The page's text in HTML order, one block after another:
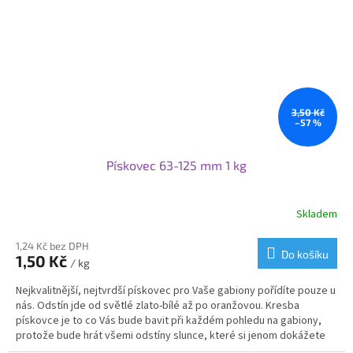
3,50 Kč
–57 %
Pískovec 63-125 mm 1 kg
produktu
je
z
5
hvězdiček.
Skladem
1,24 Kč bez DPH
1,50 Kč / kg
Do košíku
Nejkvalitnější, nejtvrdší pískovec pro Vaše gabiony pořídíte pouze u
nás. Odstín jde od světlé zlato-bílé až po oranžovou. Kresba
pískovce je to co Vás bude bavit při každém pohledu na gabiony,
protože bude hrát všemi odstíny slunce, které si jenom dokážete